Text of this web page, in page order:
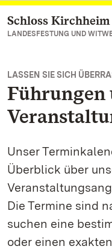
Zum Hauptinhalt
Schloss Kirchheim
LANDESFESTUNG UND
LASSEN SIE SICH
Führungen
Unser
Überblick über
Die Termine sind
suchen eine
oder einen